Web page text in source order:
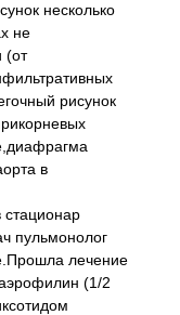
несколько
не
(от
рисунок
в
стационар
пульмонолог
лечение
(1/2